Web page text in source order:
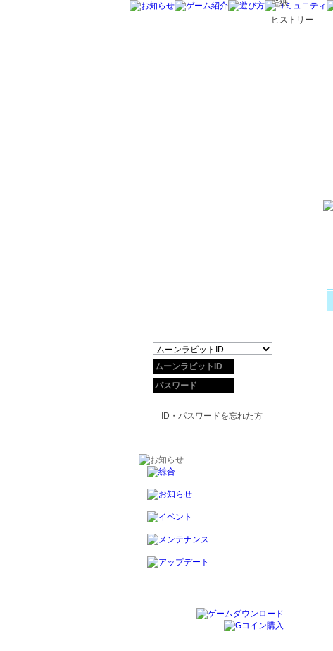
壁紙
ヒストリー
ID・パスワードを忘れた方